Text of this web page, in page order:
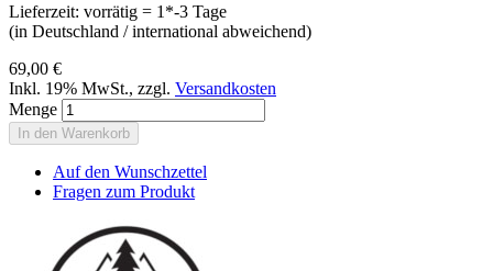
Lieferzeit: vorrätig = 1*-3 Tage
(in Deutschland / international abweichend)
69,00 €
Inkl. 19% MwSt., zzgl. Versandkosten
Menge
In den Warenkorb
Auf den Wunschzettel
Fragen zum Produkt